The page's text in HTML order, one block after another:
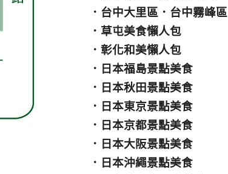
． 台中大里區 ． 台中霧峰區
． 草屯美食懶人包
．彰化和美懶人包
． 日本福島景點美食
． 日本秋田景點美食
． 日本東京景點美食
． 日本京都景點美食
． 日本大阪景點美食
． 日本沖繩景點美食